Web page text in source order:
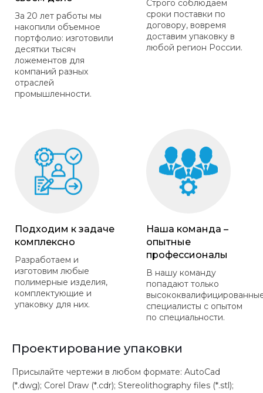
За 20 лет работы мы
накопили объемное
портфолио: изготовили
десятки тысяч
ложементов для
компаний разных
отраслей
промышленности.
Строго соблюдаем
сроки поставки по
договору, вовремя
доставим упаковку в
любой регион России.
Подходим к задаче
комплексно
Разработаем и
изготовим любые
полимерные изделия,
комплектующие и
упаковку для них.
Наша команда –
опытные
профессионалы
В нашу команду
попадают только
специалисты с опытом
по специальности.
Проектирование упаковки
Присылайте чертежи в любом формате: AutoCad
(*.dwg); Corel Draw (*.cdr); Stereolithography files (*.stl);